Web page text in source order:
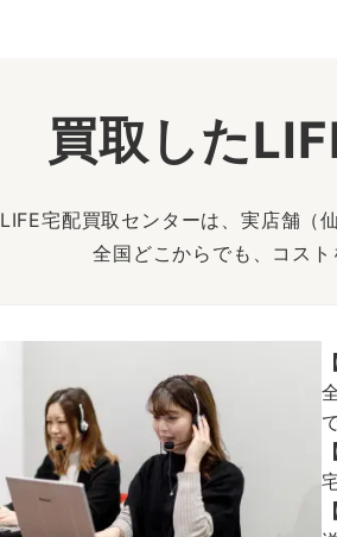
買取した
LIFE宅配買取センターは、実店舗（
全国どこからでも、コス